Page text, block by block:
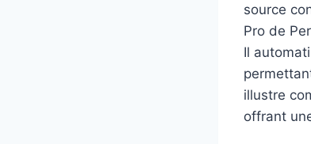
source
Pro de
Il
illustre
offrant